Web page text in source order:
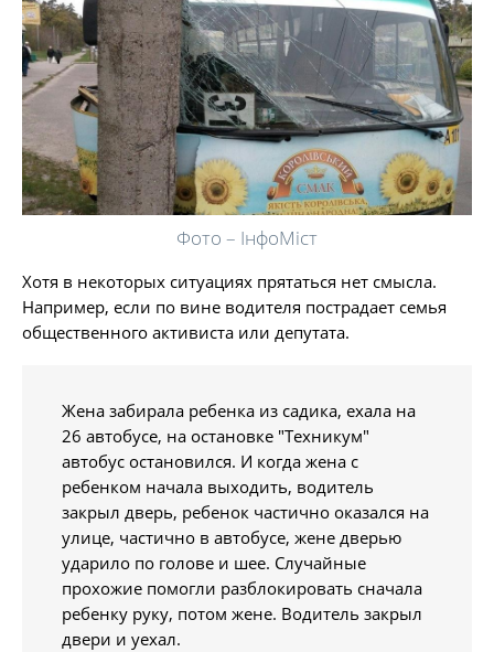
Фото – ІнфоМіст
Хотя в некоторых ситуациях прятаться нет смысла.
Например, если по вине водителя пострадает семья
общественного активиста или депутата.
Жена забирала ребенка из садика, ехала на
26 автобусе, на остановке "Техникум"
автобус остановился. И когда жена с
ребенком начала выходить, водитель
закрыл дверь, ребенок частично оказался на
улице, частично в автобусе, жене дверью
ударило по голове и шее. Случайные
прохожие помогли разблокировать сначала
ребенку руку, потом жене. Водитель закрыл
двери и уехал.